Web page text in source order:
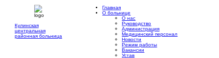
Кулинская
центральная
районная больница
Главная
О больнице
О нас
Руководство
Администрация
Медицинский персонал
Новости
Режим работы
Вакансии
Устав